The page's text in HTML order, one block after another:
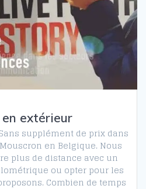
extérieur
supplément de prix dans
en Belgique. Nous
plus de distance avec un
ou opter pour les
Combien de temps